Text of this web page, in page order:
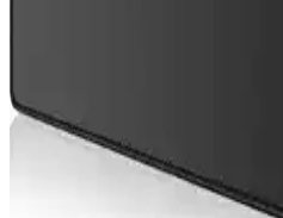
yazılım alanında önemli adımlar
sınırlıyor.
Juo GT RGB Gaming
Performans ve Estetik